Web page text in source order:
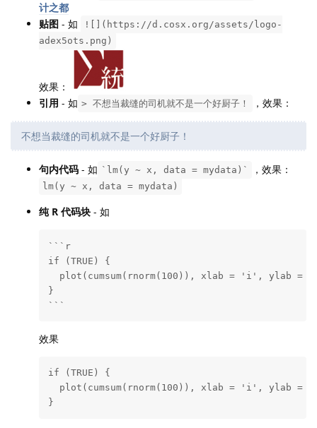
计之都
贴图 - 如
![](https://d.cosx.org/assets/logo-
adex5ots.png)
效果：
引用 - 如 > 不想当裁缝的司机就不是一个好厨子！ ，效果：
不想当裁缝的司机就不是一个好厨子！
句内代码 - 如 `lm(y ~ x, data = mydata)` ，效果：
lm(y ~ x, data = mydata)
纯 R 代码块 - 如
```r
if (TRUE) {
plot(cumsum(rnorm(100)), xlab = 'i', ylab =
}
```
效果
if (TRUE) {
plot(cumsum(rnorm(100)), xlab = 'i', ylab =
}